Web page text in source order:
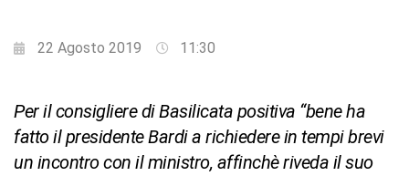
22 Agosto 2019 11:30
Per il consigliere di Basilicata positiva “bene ha
fatto il presidente Bardi a richiedere in tempi brevi
un incontro con il ministro, affinchè riveda il suo